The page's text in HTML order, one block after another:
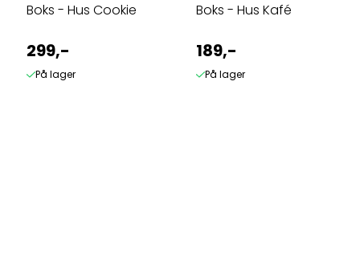
Boks - Hus Cookie
299,-
På lager
Boks - Hus Kafé
189,-
På lager